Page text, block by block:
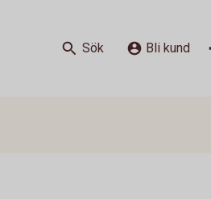
Sök Bli kund